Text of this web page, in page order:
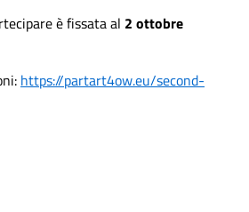
è fissata al 2 ottobre
https://partart4ow.eu/second-